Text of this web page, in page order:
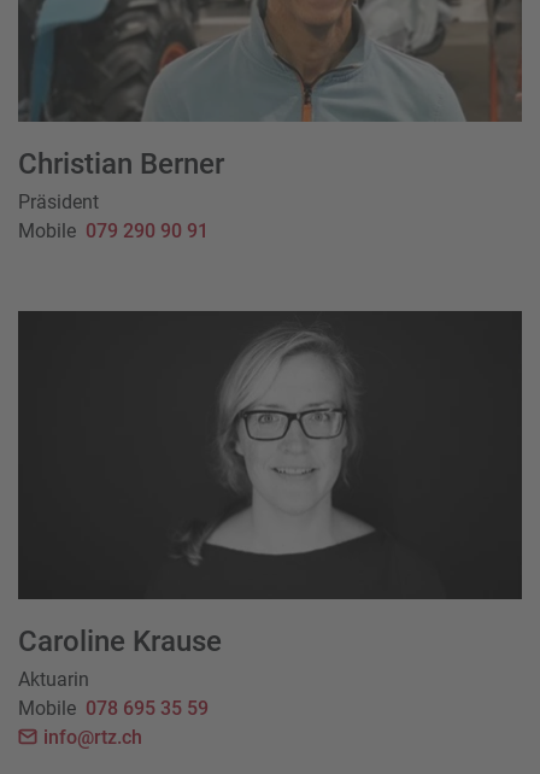
Christian Berner
Präsident
Mobile 079 290 90 91
Caroline Krause
Aktuarin
Mobile 078 695 35 59
info@rtz.ch